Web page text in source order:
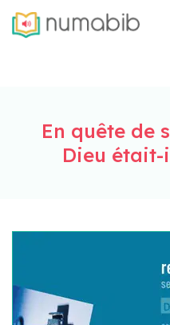
En quête de
Dieu était-